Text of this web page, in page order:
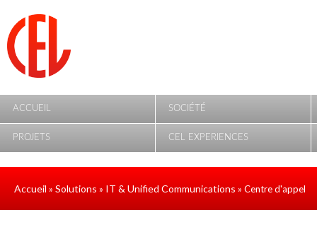
ACCUEIL SOCIÉTÉ
PROJETS CEL EXPERIENCES
Accueil » Solutions » IT & Unified Communications » Centre d'appel